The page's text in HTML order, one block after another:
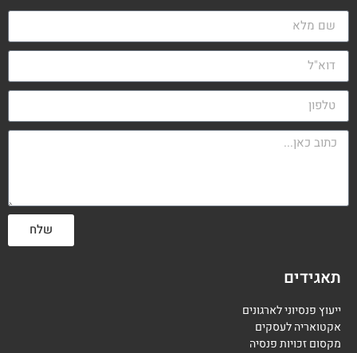
שלח
תאגידים
ייעוץ פנסיוני לארגונים
אקטואריה לעסקים
מקסום זכויות פנסיה